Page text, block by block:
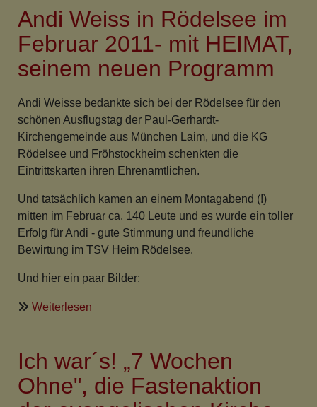
ist
Andi Weiss in Rödelsee im
Februar 2011- mit HEIMAT,
seinem neuen Programm
Andi Weisse bedankte sich bei der Rödelsee für den
schönen Ausflugstag der Paul-Gerhardt-
Kirchengemeinde aus München Laim, und die KG
Rödelsee und Fröhstockheim schenkten die
Eintrittskarten ihren Ehrenamtlichen.
Und tatsächlich kamen an einem Montagabend (!)
mitten im Februar ca. 140 Leute und es wurde ein toller
Erfolg für Andi - gute Stimmung und freundliche
Bewirtung im TSV Heim Rödelsee.
Und hier ein paar Bilder:
Weiterlesen
in
Rödelsee
im
Ich war´s! „7 Wochen
Ohne", die Fastenaktion